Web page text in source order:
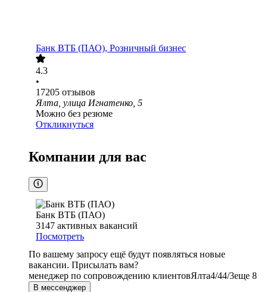
Банк ВТБ (ПАО), Розничный бизнес
4.3
•
17205 отзывов
Ялта, улица Игнатенко, 5
Можно без резюме
Откликнуться
Компании для вас
Банк ВТБ (ПАО)
3147 активных вакансий
Посмотреть
По вашему запросу ещё будут появляться новые
вакансии. Присылать вам?
менеджер по сопровождению клиентовЯлта4/44/3еще 8
В мессенджер